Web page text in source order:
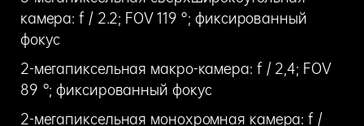
камера: f / 2.2; FOV 119 °; фиксированный
фокус
2-мегапиксельная макро-камера: f / 2,4; FOV
89 °; фиксированный фокус
2-мегапиксельная монохромная камера: f /